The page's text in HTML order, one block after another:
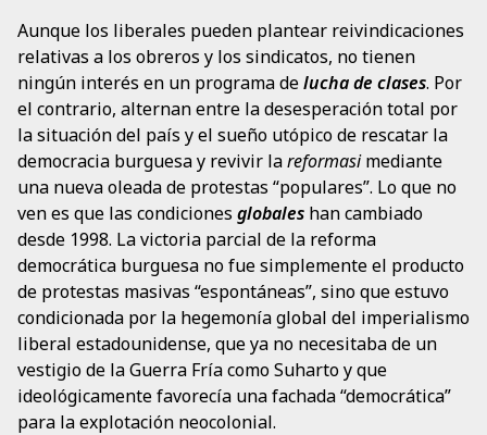
Aunque los liberales pueden plantear reivindicaciones
relativas a los obreros y los sindicatos, no tienen
ningún interés en un programa delucha de clases. Por
el contrario, alternan entre la desesperación total por
la situación del país y el sueño utópico de rescatar la
democracia burguesa y revivir lareformasimediante
una nueva oleada de protestas “populares”. Lo que no
ven es que las condiciones globales han cambiado
desde 1998. La victoria parcial de la reforma
democrática burguesa no fue simplemente el producto
de protestas masivas “espontáneas”, sino que estuvo
condicionada por la hegemonía global del imperialismo
liberal estadounidense, que ya no necesitaba de un
vestigio de la Guerra Fría como Suharto y que
ideológicamente favorecía una fachada “democrática”
para la explotación neocolonial.